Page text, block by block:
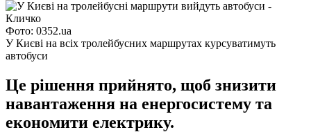
Фото: 0352.ua
У Києві на всіх тролейбусних маршрутах курсуватимуть
автобуси
Це рішення прийнято, щоб знизити
навантаження на енергосистему та
економити електрику.